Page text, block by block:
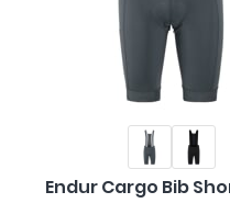
Endur Cargo Bib